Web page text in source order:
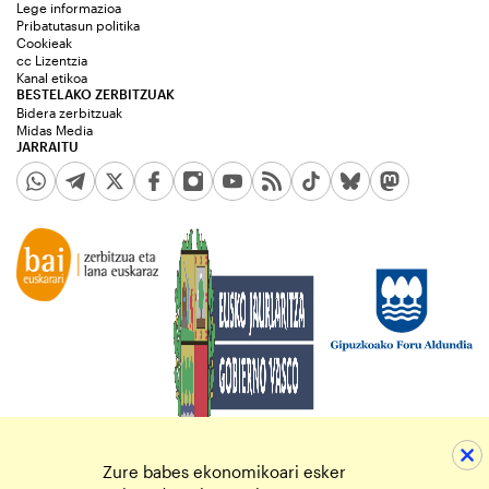
JARRAITU
Lege informazioa
Pribatutasun politika
Cookieak
cc Lizentzia
Kanal etikoa
BESTELAKO ZERBITZUAK
Bidera zerbitzuak
Midas Media
Zure babes ekonomikoari esker